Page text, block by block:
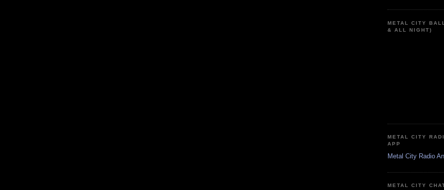
METAL CITY
& ALL NIGHT)
METAL CITY
APP
Metal City Radio
METAL CITY